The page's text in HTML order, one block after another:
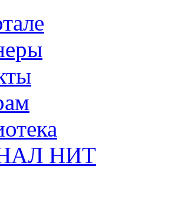
НИТ